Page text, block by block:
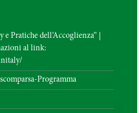
Pratiche dell’Accoglienza” |
al link:
Programma